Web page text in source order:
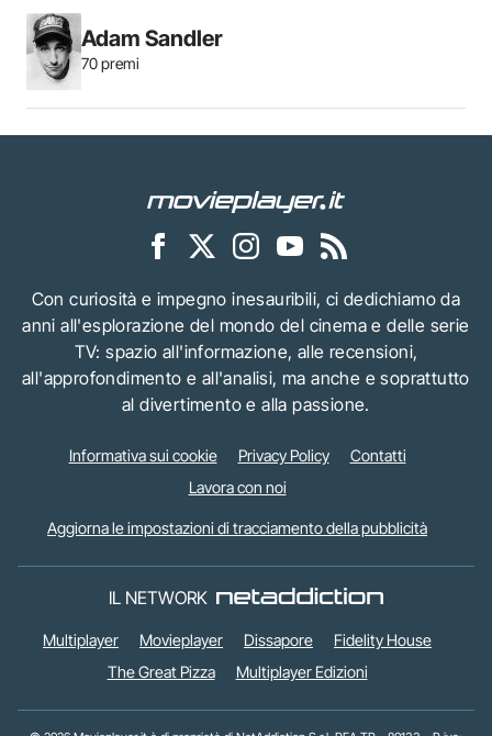
Adam Sandler
70 premi
Con curiosità e impegno inesauribili, ci dedichiamo da
anni all'esplorazione del mondo del cinema e delle serie
TV: spazio all'informazione, alle recensioni,
all'approfondimento e all'analisi, ma anche e soprattutto
al divertimento e alla passione.
Informativa sui cookie Privacy Policy
Contatti
Lavora con noi
Aggiorna le impostazioni di tracciamento della pubblicità
IL NETWORK
Multiplayer Movieplayer Dissapore
Fidelity House
The Great Pizza
Multiplayer Edizioni